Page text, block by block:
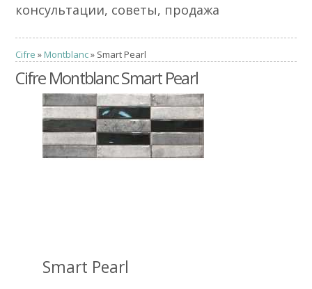
консультации, советы, продажа
Cifre » Montblanc» Smart Pearl
Cifre Montblanc Smart Pearl
Smart Pearl